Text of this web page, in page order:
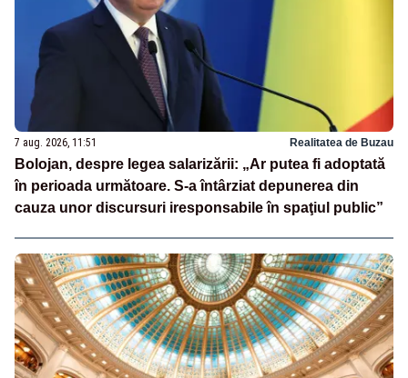
7 aug. 2026, 11:51 Realitatea de Buzau
Bolojan, despre legea salarizării: „Ar putea fi adoptată
în perioada următoare. S-a întârziat depunerea din
cauza unor discursuri iresponsabile în spaţiul public”